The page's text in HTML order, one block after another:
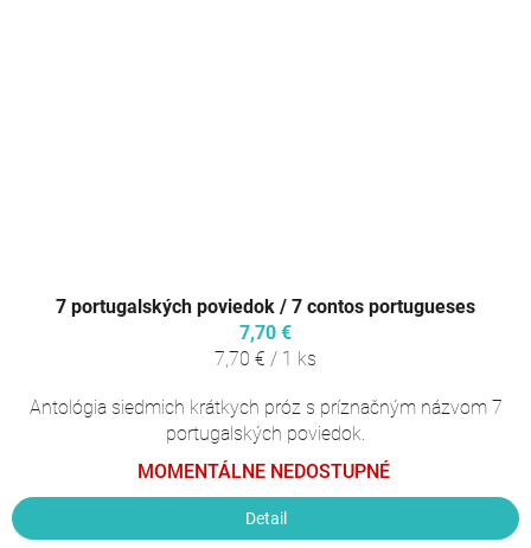
7 portugalských poviedok / 7 contos portugueses
7,70 €
Jednotková
7,70 € / 1 ks
Antológia siedmich krátkych próz s príznačným názvom 7
portugalských poviedok.
MOMENTÁLNE NEDOSTUPNÉ
Detail